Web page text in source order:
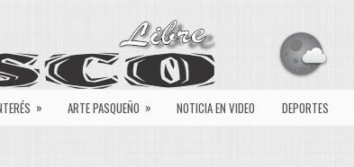
» ARTE PASQUEÑO » NOTICIA EN VIDEO DEPORTES